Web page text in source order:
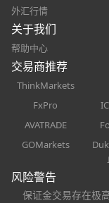
外汇行情
关于我们
帮助中心
交易商推荐
ThinkMarkets
FxPro
AVATRADE
GOMarkets
风险警告
保证金交易存在极